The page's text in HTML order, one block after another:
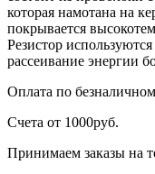
которая намотана на
покрывается
Резистор
рассеивание энергии
Оплата по
Счета от 1000руб.
Принимаем заказы на